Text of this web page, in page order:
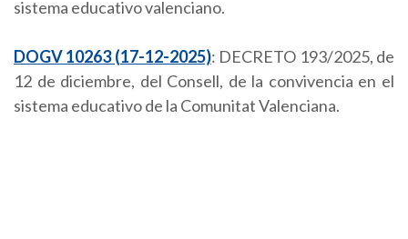
sistema educativo valenciano.
DOGV 10263 (17-12-2025): DECRETO 193/2025, de
12 de diciembre, del Consell, de la convivencia en el
sistema educativo de la Comunitat Valenciana.